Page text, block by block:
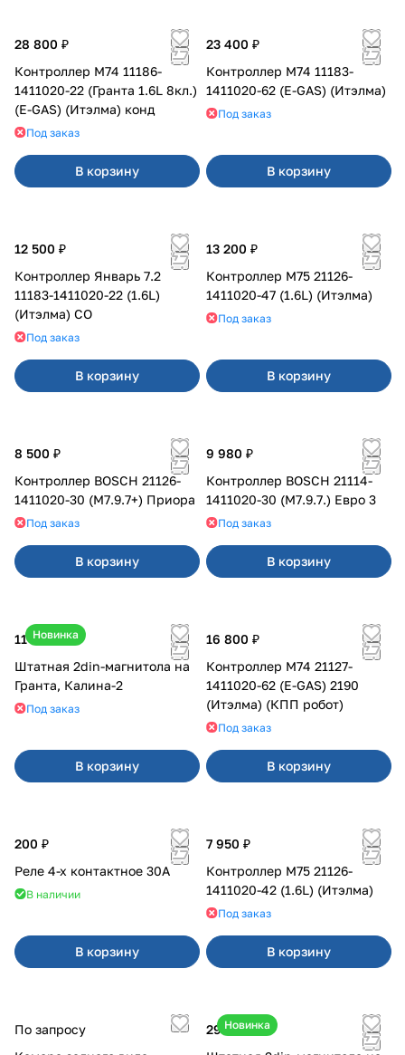
28 800 ₽
Контроллер М74 11186-
1411020-22 (Гранта 1.6L 8кл.)
(E-GAS) (Итэлма) конд
Под заказ
В корзину
23 400 ₽
Контроллер М74 11183-
1411020-62 (E-GAS) (Итэлма)
Под заказ
В корзину
12 500 ₽
Контроллер Январь 7.2
11183-1411020-22 (1.6L)
(Итэлма) СО
Под заказ
В корзину
13 200 ₽
Контроллер М75 21126-
1411020-47 (1.6L) (Итэлма)
Под заказ
В корзину
8 500 ₽
Контроллер BOSCH 21126-
1411020-30 (M7.9.7+) Приора
Под заказ
В корзину
9 980 ₽
Контроллер BOSCH 21114-
1411020-30 (M7.9.7.) Евро 3
Под заказ
В корзину
Новинка
11 800 ₽
Штатная 2din-магнитола на
Гранта, Калина-2
Под заказ
В корзину
16 800 ₽
Контроллер М74 21127-
1411020-62 (E-GAS) 2190
(Итэлма) (КПП робот)
Под заказ
В корзину
200 ₽
Реле 4-х контактное 30А
В наличии
В корзину
7 950 ₽
Контроллер М75 21126-
1411020-42 (1.6L) (Итэлма)
Под заказ
В корзину
По запросу
Новинка
29 000 ₽